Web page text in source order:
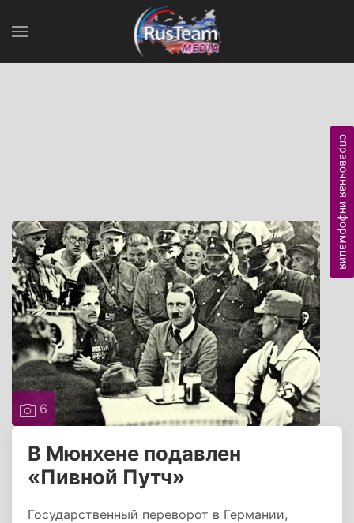
6
В Мюнхене подавлен
«Пивной Путч»
Государственный переворот в Германии,
справочная информация